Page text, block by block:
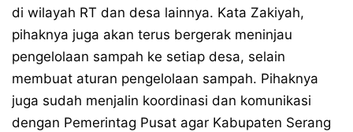
di wilayah RT dan desa lainnya. Kata Zakiyah,
pihaknya juga akan terus bergerak meninjau
pengelolaan sampah ke setiap desa, selain
membuat aturan pengelolaan sampah. Pihaknya
juga sudah menjalin koordinasi dan komunikasi
dengan Pemerintag Pusat agar Kabupaten Serang